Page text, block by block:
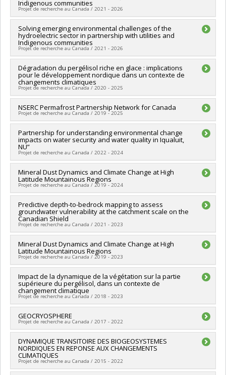
Katrine Turgeon
Funding sources:Conseil des Innu de Ekuanitshit
Grant programs:
Indigenous communities
Projet de recherche au Canada / 2021 - 2026
Lead researcher : Marc Amyot
Co-researchers :Daniel Fortier,P. Biron ,David Walsh
Katrine Turgeon
Funding sources:Innavik Hydro, société en commandite
Grant programs:
Solving emerging environmental challenges of the
hydroelectric sector in partnership with utilities and
Indigenous communities
Projet de recherche au Canada / 2021 - 2026
Lead researcher :Marc Amyot
Co-researchers :Daniel Fortier,P. Biron,David Walsh,
Katrine Turgeon
Funding sources:CRSNG/Conseil de recherches en sciences
naturelles et génie du Canada (CRSNG)
Grant programs:PVXXXXXX-Subventions Alliance
Dégradation du pergélisol riche en glace : implications
pour le développement nordique dans un contexte de
changements climatiques
Projet de recherche au Canada / 2020 - 2025
Lead researcher :Daniel Fortier
Co-researchers : Jan Franssen,Jeffrey McKenzie
Funding sources:FRQNT/Fonds de recherche du Québec -
Nature et technologies (FQRNT)
Grant programs:PVXXXXXX-(FQ) Programme Samuel-De
Champlain (volet Formation)
NSERC Permafrost Partnership Network for Canada
Projet de recherche au Canada / 2019 - 2025
Lead researcher :Stephan Gruber
Co-researchers : Daniel Fortier
Funding sources: CRSNG/Conseil de recherches en sciences
naturelles et génie du Canada (CRSNG)
Grant programs:
PVX20967-(SPS/SPG) Subventions de projets
stratégiques
Partnership for understanding environmental change
impacts on water security and water quality in Iqualuit,
NU”
Projet de recherche au Canada / 2022 - 2024
Funding sources:Savoir polaire Canada
Grant programs:
Mineral Dust Dynamics and Climate Change at High
Latitude Mountainous Regions
Projet de recherche au Canada / 2019 - 2024
Lead researcher :Daniel Fortier,Julie Talbot,James King
Norman T. O'Neill,Daniel Nadeau,Patrick Hayes
Co-researchers : Daniel Bellamy,Sophie Pouillé
Predictive depth-to-bedrock mapping to assess
groundwater vulnerability at the catchment scale on the
Canadian Shield
Projet de recherche au Canada / 2021 - 2023
Lead researcher :Daniel Fortier
Funding sources:MITACS Inc.
Grant programs:
Mineral Dust Dynamics and Climate Change at High
Latitude Mountainous Regions
Projet de recherche au Canada / 2019 - 2023
Lead researcher : Norman T. O'Neill
Co-researchers :Thora Martina Herrmann, Daniel Nadeau
Daniel Fortier,Patrick Hayes, Julie Talbot
Funding sources:Secrétariat Inter-Conseil et Réseaux des
centres d'excellence (RCE)
Grant programs:PV143493-(RCE) Réseaux de centres
d'excellence
Impact de la dynamique de la végétation sur la partie
supérieure du pergélisol, dans un contexte de
changement climatique
Projet de recherche au Canada / 2018 - 2023
Lead researcher :
Elisabeth
Hardy-Lachance
GEOCRYOSPHERE
Projet de recherche au Canada / 2017 - 2022
Lead researcher :Daniel Fortier
Funding sources:FCI/Fondation canadienne pour l'innovation
Grant programs:PVXXXXXX-Fonds d'exploitation des
infrastructures (FEI)
DYNAMIQUE TRANSITOIRE DES BIOGEOSYSTEMES
NORDIQUES EN REPONSE AUX CHANGEMENTS
CLIMATIQUES
Projet de recherche au Canada / 2015 - 2022